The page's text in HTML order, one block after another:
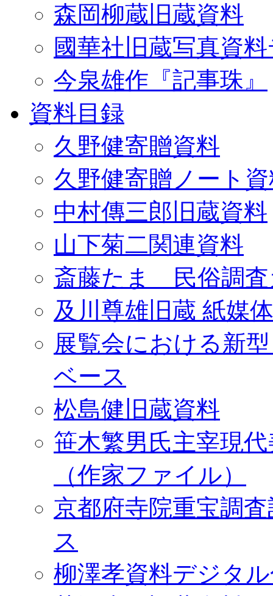
森岡柳蔵旧蔵資料
國華社旧蔵写真資
今泉雄作『記事珠』
資料目録
久野健寄贈資料
久野健寄贈ノート
中村傳三郎旧蔵資料
山下菊二関連資料
斎藤たま 民俗調査
及川尊雄旧蔵 紙媒
展覧会における新
ベース
松島健旧蔵資料
笹木繁男氏主宰現
（作家ファイル）
京都府寺院重宝調
ス
柳澤孝資料デジタ